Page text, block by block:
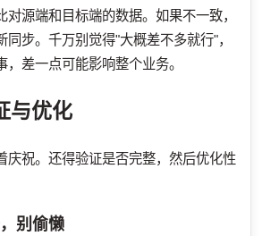
对源端和目标端的数据。如果不一致，
同步。千万别觉得"大概差不多就行"，
差一点可能影响整个业务。
与优化
庆祝。还得验证是否完整，然后优化性
别偷懒